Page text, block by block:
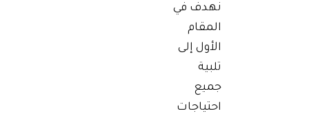
نهدف في
المقام
الأول إلى
تلبية
جميع
احتياجات